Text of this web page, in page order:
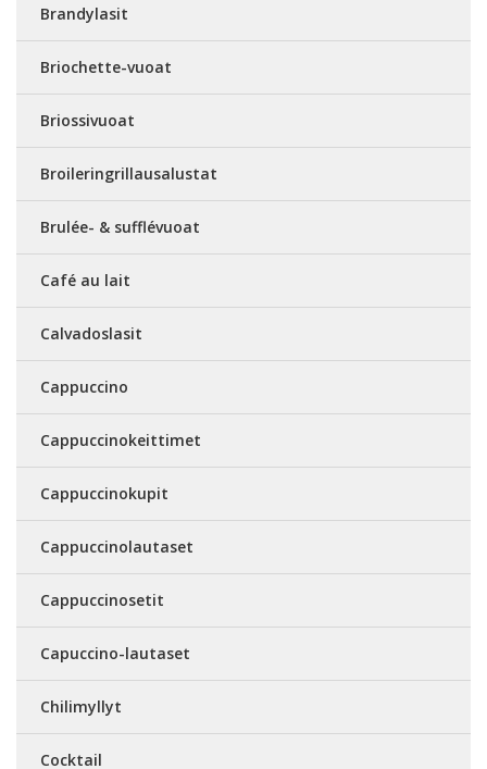
Brandylasit
Briochette-vuoat
Briossivuoat
Broileringrillausalustat
Brulée- & sufflévuoat
Café au lait
Calvadoslasit
Cappuccino
Cappuccinokeittimet
Cappuccinokupit
Cappuccinolautaset
Cappuccinosetit
Capuccino-lautaset
Chilimyllyt
Cocktail